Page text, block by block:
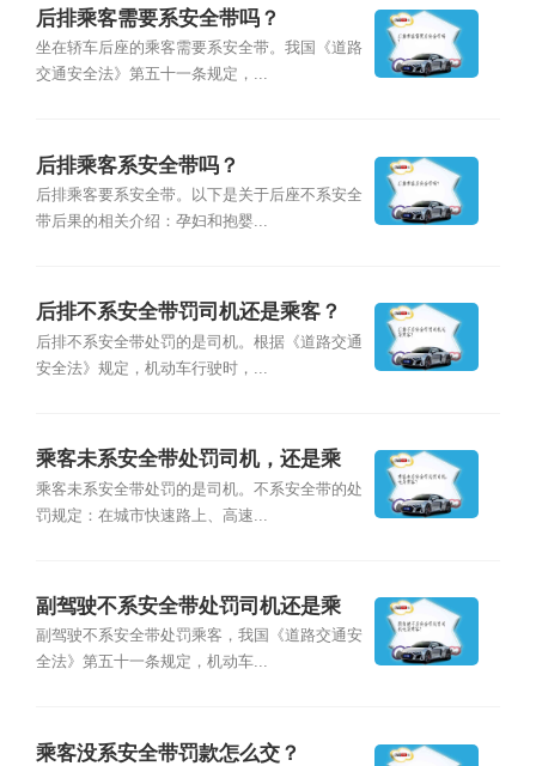
后排乘客需要系安全带吗？
坐在轿车后座的乘客需要系安全带。我国《道路
交通安全法》第五十一条规定，...
后排乘客系安全带吗？
后排乘客要系安全带。以下是关于后座不系安全
带后果的相关介绍：孕妇和抱婴...
后排不系安全带罚司机还是乘客？
后排不系安全带处罚的是司机。根据《道路交通
安全法》规定，机动车行驶时，...
乘客未系安全带处罚司机，还是乘
客？
乘客未系安全带处罚的是司机。不系安全带的处
罚规定：在城市快速路上、高速...
副驾驶不系安全带处罚司机还是乘
客？
副驾驶不系安全带处罚乘客，我国《道路交通安
全法》第五十一条规定，机动车...
乘客没系安全带罚款怎么交？